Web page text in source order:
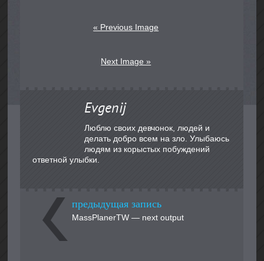
« Previous Image
Next Image »
Evgenij
Люблю своих девчонок, людей и
делать добро всем на зло. Улыбаюсь
людям из корыстых побуждений
ответной улыбки.
предыдущая запись
MassPlanerTW — next output